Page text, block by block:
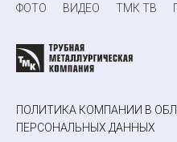
ФОТО ВИДЕО ТМК ТВ
ПОЛИТИКА КОМПАНИИ В
ПЕРСОНАЛЬНЫХ ДАННЫХ